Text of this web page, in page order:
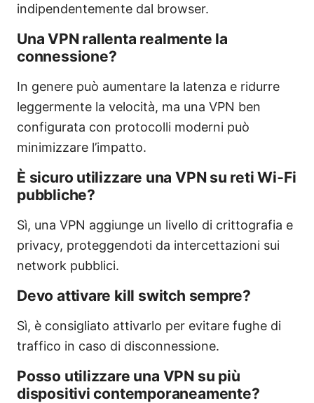
indipendentemente dal browser.
Una VPN rallenta realmente la
connessione?
In genere può aumentare la latenza e ridurre
leggermente la velocità, ma una VPN ben
configurata con protocolli moderni può
minimizzare l’impatto.
È sicuro utilizzare una VPN su reti Wi‑Fi
pubbliche?
Sì, una VPN aggiunge un livello di crittografia e
privacy, proteggendoti da intercettazioni sui
network pubblici.
Devo attivare kill switch sempre?
Sì, è consigliato attivarlo per evitare fughe di
traffico in caso di disconnessione.
Posso utilizzare una VPN su più
dispositivi contemporaneamente?